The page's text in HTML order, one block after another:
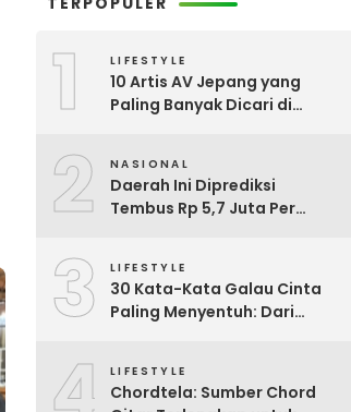
1 LIFESTYLE
10 Artis AV Jepang yang
Paling Banyak Dicari di
2 NASIONAL
Daerah Ini Diprediksi
Tembus Rp 5,7 Juta Per
Upah Minimum 2026
3 LIFESTYLE
30 Kata-Kata Galau Cinta
Paling Menyentuh: Dari
LIFESTYLE
Chordtela: Sumber Chord